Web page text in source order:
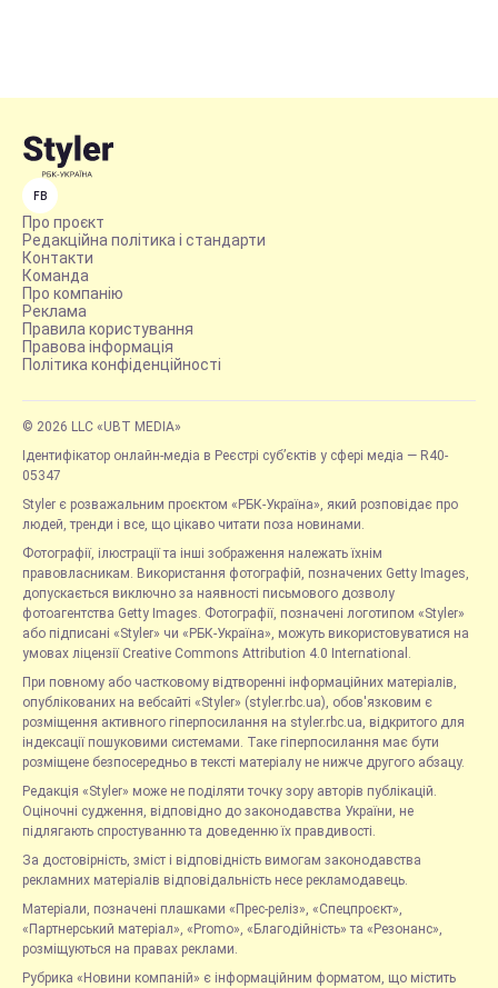
FB
Про проєкт
Редакційна політика і стандарти
Контакти
Команда
Про компанію
Реклама
Правила користування
Правова інформація
Політика конфіденційності
© 2026 LLC «UBT MEDIA»
Ідентифікатор онлайн-медіа в Реєстрі суб’єктів у сфері медіа — R40-
05347
Styler є розважальним проєктом «РБК-Україна», який розповідає про
людей, тренди і все, що цікаво читати поза новинами.
Фотографії, ілюстрації та інші зображення належать їхнім
правовласникам. Використання фотографій, позначених Getty Images,
допускається виключно за наявності письмового дозволу
фотоагентства Getty Images. Фотографії, позначені логотипом «Styler»
або підписані «Styler» чи «РБК-Україна», можуть використовуватися на
умовах ліцензії Creative Commons Attribution 4.0 International.
При повному або частковому відтворенні інформаційних матеріалів,
опублікованих на вебсайті «Styler» (styler.rbc.ua), обов'язковим є
розміщення активного гіперпосилання на styler.rbc.ua, відкритого для
індексації пошуковими системами. Таке гіперпосилання має бути
розміщене безпосередньо в тексті матеріалу не нижче другого абзацу.
Редакція «Styler» може не поділяти точку зору авторів публікацій.
Оціночні судження, відповідно до законодавства України, не
підлягають спростуванню та доведенню їх правдивості.
За достовірність, зміст і відповідність вимогам законодавства
рекламних матеріалів відповідальність несе рекламодавець.
Матеріали, позначені плашками «Прес-реліз», «Спецпроєкт»,
«Партнерський матеріал», «Promo», «Благодійність» та «Резонанс»,
розміщуються на правах реклами.
Рубрика «Новини компаній» є інформаційним форматом, що містить